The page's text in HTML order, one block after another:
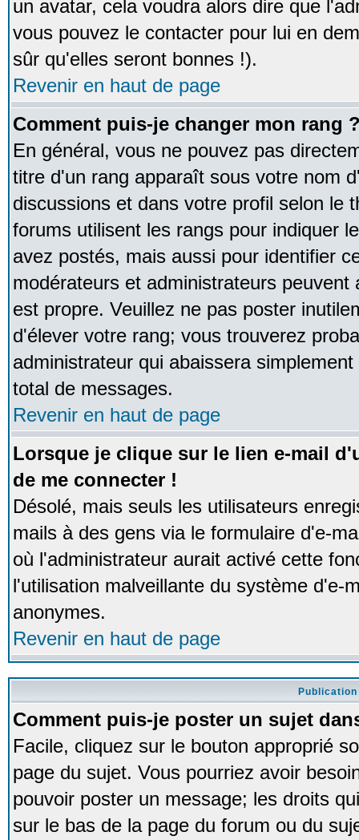
un avatar, cela voudra alors dire que
vous pouvez le contacter pour lui en
sûr qu'elles seront bonnes !).
Revenir en haut de page
Comment puis-je changer mon rang
En général, vous ne pouvez pas
titre d'un rang apparaît sous votre nom
discussions et dans votre profil selon le
forums utilisent les rangs pour indiquer
avez postés, mais aussi pour identifier
modérateurs et administrateurs
est propre. Veuillez ne pas poster
d'élever votre rang; vous trouverez
administrateur qui abaissera
total de messages.
Revenir en haut de page
Lorsque je clique sur le lien e-mail
de me connecter !
Désolé, mais seuls les utilisateurs
mails à des gens via le formulaire d'e-
où l'administrateur aurait activé cette
l'utilisation malveillante du système d'e-
anonymes.
Revenir en haut de page
Publication
Comment puis-je poster un sujet
Facile, cliquez sur le bouton approprié
page du sujet. Vous pourriez avoir
pouvoir poster un message; les droits
sur le bas de la page du forum ou du